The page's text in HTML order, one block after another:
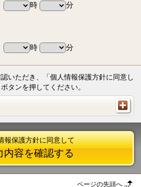
時
分
時 分
いただき、「個人情報保護方針に同意し
タンを押してください。
報保護方針に同意して
内容を確認する
ページの先頭へ